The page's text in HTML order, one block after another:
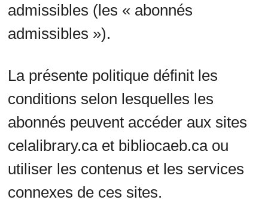
admissibles (les « abonnés
admissibles »).
La présente politique définit les
conditions selon lesquelles les
abonnés peuvent accéder aux sites
celalibrary.ca et bibliocaeb.ca ou
utiliser les contenus et les services
connexes de ces sites.